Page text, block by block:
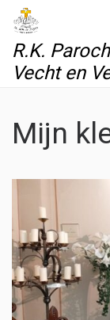
Skip to content
R.K.
Vecht en
Mijn